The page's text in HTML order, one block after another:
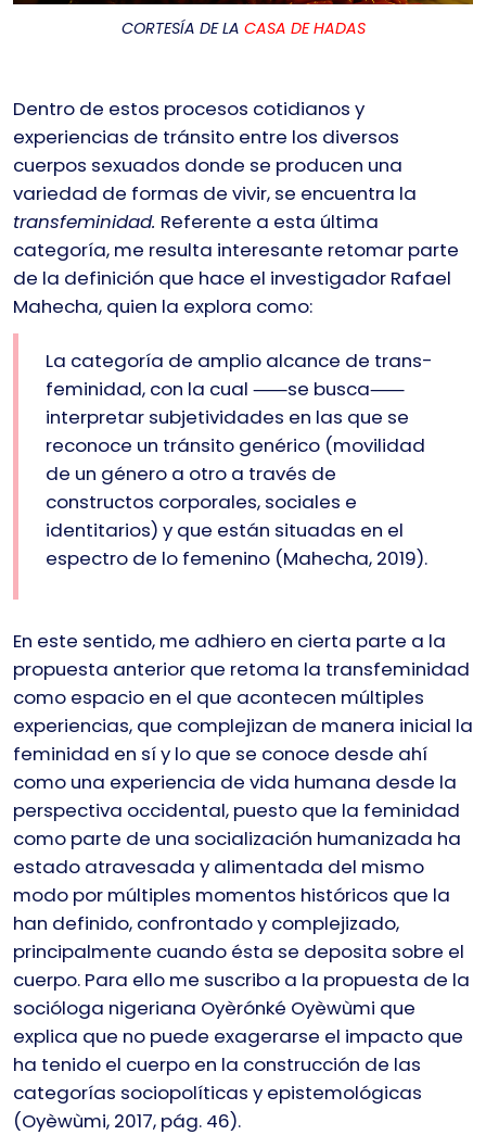
CORTESÍA DE LA CASA DE HADAS
Dentro de estos procesos cotidianos y
experiencias de tránsito entre los diversos
cuerpos sexuados donde se producen una
variedad de formas de vivir, se encuentra la
transfeminidad. Referente a esta última
categoría, me resulta interesante retomar parte
de la definición que hace el investigador Rafael
Mahecha, quien la explora como:
La categoría de amplio alcance de trans-
feminidad, con la cual ⸺se busca⸺
interpretar subjetividades en las que se
reconoce un tránsito genérico (movilidad
de un género a otro a través de
constructos corporales, sociales e
identitarios) y que están situadas en el
espectro de lo femenino (Mahecha, 2019).
En este sentido, me adhiero en cierta parte a la
propuesta anterior que retoma la transfeminidad
como espacio en el que acontecen múltiples
experiencias, que complejizan de manera inicial la
feminidad en sí y lo que se conoce desde ahí
como una experiencia de vida humana desde la
perspectiva occidental, puesto que la feminidad
como parte de una socialización humanizada ha
estado atravesada y alimentada del mismo
modo por múltiples momentos históricos que la
han definido, confrontado y complejizado,
principalmente cuando ésta se deposita sobre el
cuerpo. Para ello me suscribo a la propuesta de la
socióloga nigeriana Oyèrónké Oyèwùmi que
explica que no puede exagerarse el impacto que
ha tenido el cuerpo en la construcción de las
categorías sociopolíticas y epistemológicas
(Oyèwùmi, 2017, pág. 46).